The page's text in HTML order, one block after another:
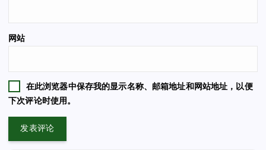
网站
在此浏览器中保存我的显示名称、邮箱地址和网站地址，以便
下次评论时使用。